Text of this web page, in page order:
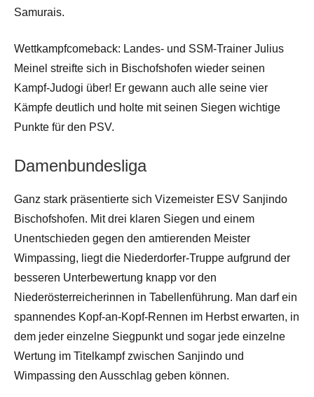
Samurais.
Wettkampfcomeback: Landes- und SSM-Trainer Julius
Meinel streifte sich in Bischofshofen wieder seinen
Kampf-Judogi über! Er gewann auch alle seine vier
Kämpfe deutlich und holte mit seinen Siegen wichtige
Punkte für den PSV.
Damenbundesliga
Ganz stark präsentierte sich Vizemeister ESV Sanjindo
Bischofshofen. Mit drei klaren Siegen und einem
Unentschieden gegen den amtierenden Meister
Wimpassing, liegt die Niederdorfer-Truppe aufgrund der
besseren Unterbewertung knapp vor den
Niederösterreicherinnen in Tabellenführung. Man darf ein
spannendes Kopf-an-Kopf-Rennen im Herbst erwarten, in
dem jeder einzelne Siegpunkt und sogar jede einzelne
Wertung im Titelkampf zwischen Sanjindo und
Wimpassing den Ausschlag geben können.